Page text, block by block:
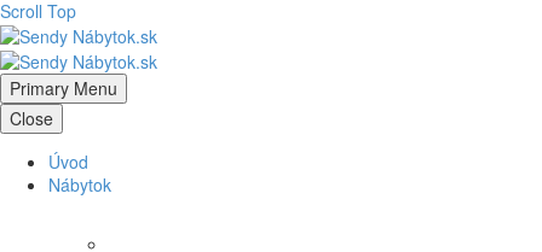
Scroll Top
Primary Menu
Close
Úvod
Nábytok